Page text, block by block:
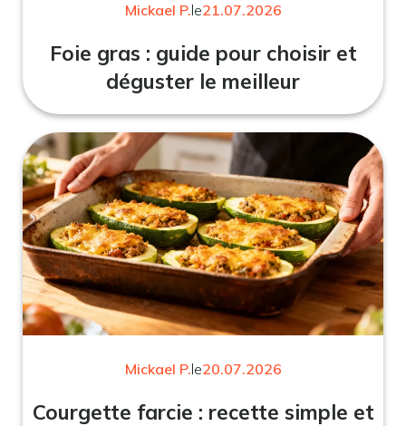
Mickael P.le21.07.2026
Foie gras : guide pour choisir et
déguster le meilleur
Mickael P.le20.07.2026
Courgette farcie : recette simple et